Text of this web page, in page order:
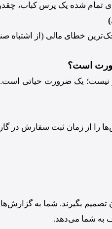
تمام شده یک پرس کباب،
خطای مالی (از
است؟
نیست؛ یک ضرورت حیاتی است.
را از زمان ثبت سفارش در
تصمیم بگیرند. شما به
به شما می‌دهد.